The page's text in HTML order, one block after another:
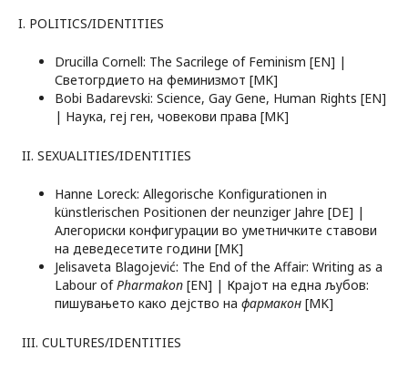
I. POLITICS/IDENTITIES
Drucilla Cornell: The Sacrilege of Feminism [EN] |
Светогрдието на феминизмот [MK]
Bobi Badarevski: Science, Gay Gene, Human Rights [EN]
| Наука, геј ген, човекови права [MK]
II. SEXUALITIES/IDENTITIES
Hanne Loreck: Allegorische Konfigurationen in
künstlerischen Positionen der neunziger Jahre [DE] |
Алегориски конфигурации во уметничките ставови
на деведесетите години [MK]
Jelisaveta Blagojević: The End of the Affair: Writing as a
Labour ofPharmakon [EN] | Крајот на една љубов:
пишувањето како дејство на фармакон [MK]
III. CULTURES/IDENTITIES